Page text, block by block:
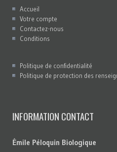
Accueil
Votre compte
Contactez-nous
Conditions
Politique de confidentialité
Politique de protection des
INFORMATION CONTACT
Émile Péloquin Biologique